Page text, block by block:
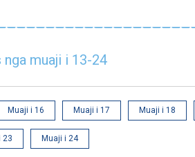
nga muaji i 13-24
Muaji i 16 Muaji i 17 Muaji i 18
23 Muaji i 24